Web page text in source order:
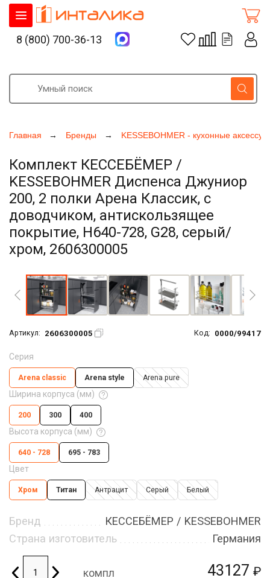
Главная Бренды KESSEBOHMER - кухонные
Комплект КЕССЕБЁМЕР /
KESSEBOHMER Диспенса Джуниор
200, 2 полки Арена Классик, с
доводчиком, антискользящее
покрытие, H640-728, G28, серый/
хром, 2606300005
Артикул: 2606300005 Код: 0000/99417
43127 ₽
Серия
Arena classic Arena style Arena pure
Ширина корпуса (мм)
200 300 400
Высота корпуса (мм)
640 - 728 695 - 783
Цвет
Хром Титан Антрацит Серый Белый
Бренд
КЕССЕБЁМЕР / KESSEBOHMER
Страна изготовитель
Германия
компл
8 (800) 700-36-13